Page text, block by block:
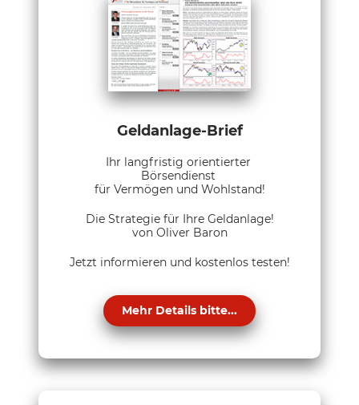
Geldanlage-Brief
Ihr langfristig orientierter
Börsendienst
für Vermögen und Wohlstand!
Die Strategie für Ihre Geldanlage!
von Oliver Baron
Jetzt informieren und kostenlos testen!
Mehr Details bitte...